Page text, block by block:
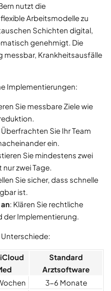
nutzt die
Arbeitsmodelle zu
Schichten digital,
genehmigt. Die
Krankheitsausfälle
Implementierungen:
Sie messbare Ziele wie
Überfrachten Sie Ihr Team
ein.
Sie mindestens zwei
zwei Tage.
Sie sicher, dass schnelle
ist.
: Klären Sie rechtliche
der Implementierung.
Standard
Arztsoftware
3-6 Monate